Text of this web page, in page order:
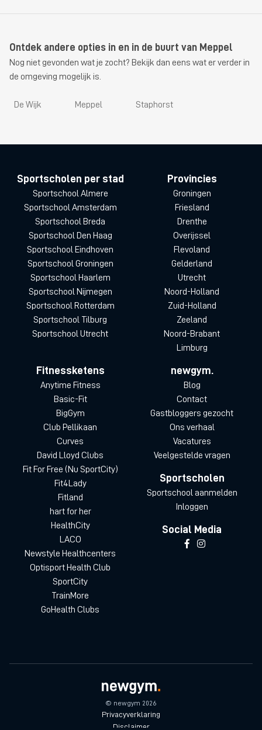
Ontdek andere opties in en in de buurt van Meppel
Nog niet gevonden wat je zocht? Bekijk dan eens wat er verder in
de omgeving mogelijk is.
De Wijk Meppel Staphorst
Sportscholen per stad
Sportschool Almere
Sportschool Amsterdam
Sportschool Breda
Sportschool Den Haag
Sportschool Eindhoven
Sportschool Groningen
Sportschool Haarlem
Sportschool Nijmegen
Sportschool Rotterdam
Sportschool Tilburg
Sportschool Utrecht
Provincies
Groningen
Friesland
Drenthe
Overijssel
Flevoland
Gelderland
Utrecht
Noord-Holland
Zuid-Holland
Zeeland
Noord-Brabant
Limburg
Fitnessketens
Anytime Fitness
Basic-Fit
BigGym
Club Pellikaan
Curves
David Lloyd Clubs
Fit For Free (Nu SportCity)
Fit4Lady
Fitland
hart for her
HealthCity
LACO
Newstyle Healthcenters
Optisport Health Club
SportCity
TrainMore
GoHealth Clubs
newgym.
Blog
Contact
Gastbloggers gezocht
Ons verhaal
Vacatures
Veelgestelde vragen
Sportscholen
Sportschool aanmelden
Inloggen
Social Media
© newgym 2026
Privacyverklaring
Disclaimer